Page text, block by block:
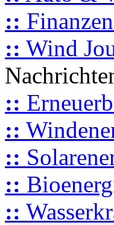
::
:: Wind
::
::
::
::
::